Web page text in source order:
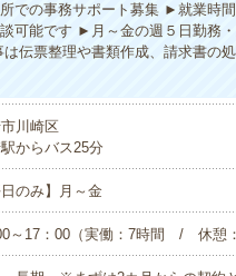
での事務サポート募集 ►就業時
可能です ►月～金の週５日勤務
伝票整理や書類作成、請求書の
川崎区
からバス25分
日のみ】月～金
～17：00（実働：7時間 / 休憩：